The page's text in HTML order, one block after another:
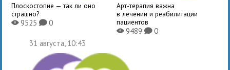
Плоскостопие — так ли оно
страшно?
X9525K0
Арт-терапия важна
в лечении и реабилитации
пациентов
X9489 K0
31 августа, 10:43